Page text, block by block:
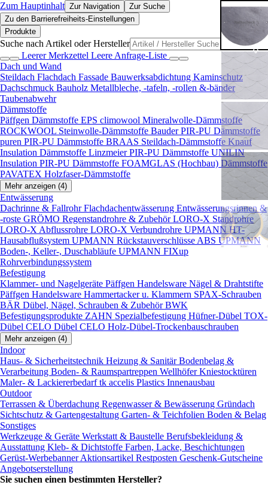
Zum Hauptinhalt Zur Navigation
Zur Suche
Zu den Barrierefreiheits-Einstellungen
Produkte
Suche nach Artikel oder Hersteller
Leerer Merkzettel Leere Anfrage-Liste
Dach und Wand
Steildach Flachdach Fassade Bauwerksabdichtung Kaminschutz
Dachschmuck Bauholz Metallbleche, -tafeln, -rollen &-bänder
Taubenabwehr
Dämmstoffe
Päffgen Dämmstoffe EPS climowool Mineralwolle-Dämmstoffe
ROCKWOOL Steinwolle-Dämmstoffe Bauder PIR-PU Dämmstoffe
puren PIR-PU Dämmstoffe BRAAS Steildach-Dämmstoffe Knauf
Insulation Dämmstoffe Linzmeier PIR-PU Dämmstoffe UNILIN
Insulation PIR-PU Dämmstoffe FOAMGLAS (Hochbau) Dämmstoffe
PAVATEX Holzfaser-Dämmstoffe
Mehr anzeigen (4)
Entwässerung
Dachrinne & FallrohrFlachdachentwässerung Entwässerungsrinnen &
-roste GRÖMO Regenstandrohre & ZubehörLORO-X Standrohre
LORO-X Abflussrohre LORO-X Verbundrohre UPMANN HT-
Hausabflußsystem UPMANN Rückstauverschlüsse ABS UPMANN
Boden-, Keller-, Duschabläufe UPMANN FIXup
Rohrverbindungssystem
Befestigung
Klammer- und Nagelgeräte Päffgen Handelsware Nägel & Drahtstifte
Päffgen Handelsware Hammertacker u. Klammern SPAX-Schrauben
BÄR Dübel, Nägel, Schrauben & ZubehörBWK
Befestigungsprodukte ZAHN Spezialbefestigung Hüfner-Dübel TOX-
Dübel CELO Dübel CELO Holz-Dübel-Trockenbauschrauben
Mehr anzeigen (4)
Indoor
Haus- & Sicherheitstechnik Heizung & SanitärBodenbelag &
Verarbeitung Boden- & Raumspartreppen Wellhöfer Kniestocktüren
Maler- & Lackiererbedarftk accelis Plastics Innenausbau
Outdoor
Terrassen & Überdachung Regenwasser & Bewässerung Gründach
Sichtschutz & Gartengestaltung Garten- & Teichfolien Boden & Belag
Sonstiges
Werkzeuge & Geräte Werkstatt & Baustelle Berufsbekleidung &
Ausstattung Kleb- & Dichtstoffe Farben, Lacke, Beschichtungen
Gerüst-WerbebannerAktionsartikel Restposten Geschenk-Gutscheine
Angebotserstellung
Sie suchen einen bestimmten Hersteller?